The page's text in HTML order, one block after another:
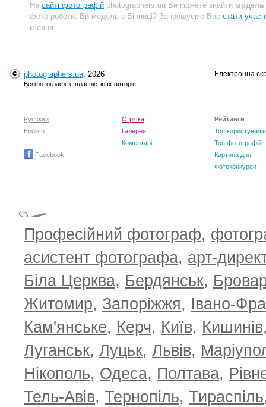
На сайті фотографій photographers.ua Ви можете знайти модель
фото роботи. Ви модель з Вінниці? Запрошуємо Вас стати
місяця.
photographers.ua, 2026
Всі фотографії є власністю їх авторів.
Електронна
Русский
English
Facebook
Стрічка
Галерея
Коментарі
Рейтинги
Топ користувачів
Топ фотографій
Картина дня
Фотоконкурси
Професійний фотограф,
асистент фотографа, арт-
Біла Церква, Бердянськ,
Житомир, Запоріжжя, Івано-
Кам'янське, Керч, Київ, Кишинів
Луганськ, Луцьк, Львів,
Нікополь, Одеса, Полтава,
Тель-Авів, Тернопіль, Тираспіль